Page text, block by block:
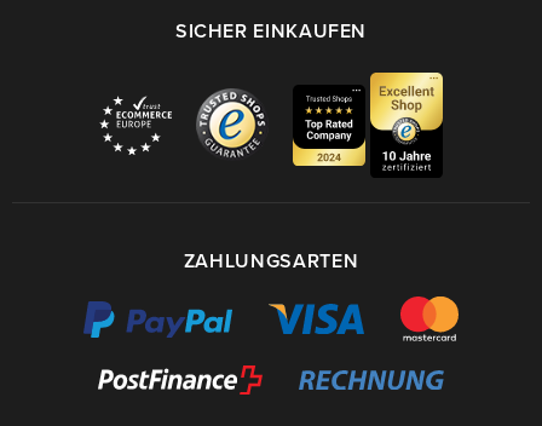
SICHER EINKAUFEN
ZAHLUNGSARTEN